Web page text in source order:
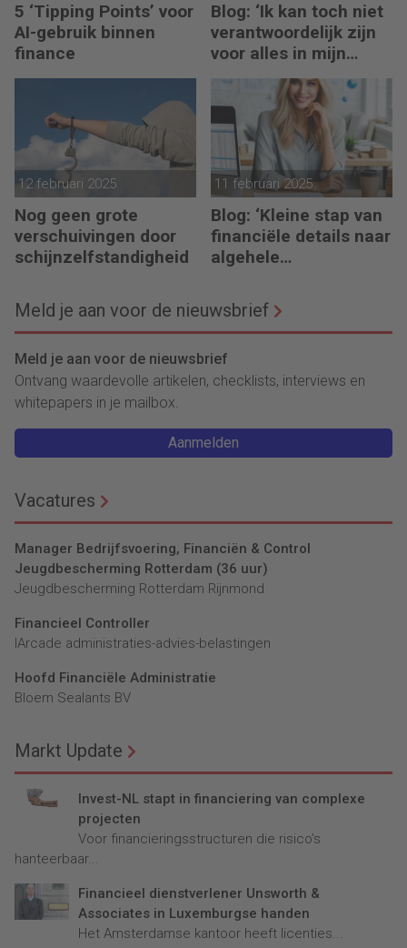
5 ‘Tipping Points’ voor
AI-gebruik binnen
finance
Blog: ‘Ik kan toch niet
verantwoordelijk zijn
voor alles in mijn
waardeketen?’
12 februari 2025
Nog geen grote
verschuivingen door
schijnzelfstandigheid
11 februari 2025
Blog: ‘Kleine stap van
financiële details naar
algehele
Meld je aan voor de nieuwsbrief
Meld je aan voor de nieuwsbrief
Ontvang waardevolle artikelen, checklists, interviews en
whitepapers in je mailbox.
Aanmelden
Vacatures
Manager Bedrijfsvoering, Financiën & Control
Jeugdbescherming Rotterdam (36 uur)
Jeugdbescherming Rotterdam Rijnmond
Financieel Controller
lArcade administraties-advies-belastingen
Hoofd Financiële Administratie
Bloem Sealants BV
Markt Update
Invest-NL stapt in financiering van complexe
projecten
Voor financieringsstructuren die risico’s
hanteerbaar...
Financieel dienstverlener Unsworth &
Associates in Luxemburgse handen
Het Amsterdamse kantoor heeft licenties...